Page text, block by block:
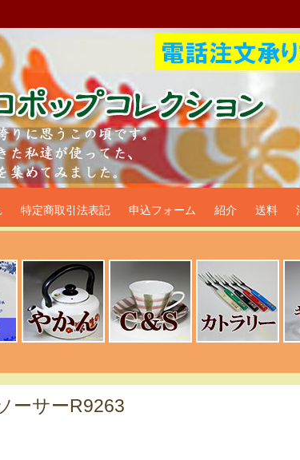
プ食器生活雑貨通販＠
特定商取引法表記 申込フォーム 紹介 送料
ーサーR9263